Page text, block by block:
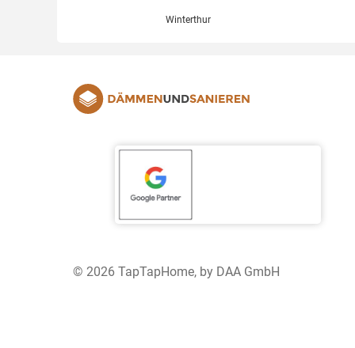
Winterthur
© 2026 TapTapHome, by DAA GmbH